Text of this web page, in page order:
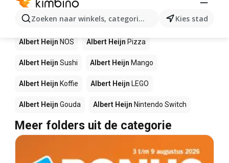
Zoeken naar winkels, categorieën, producten...
Kies stad
Andere producten in winkels Albert
Heijn
Albert Heijn NOS Albert Heijn Pizza
Albert Heijn Sushi Albert Heijn Mango
Albert Heijn Koffie Albert Heijn LEGO
Albert Heijn Gouda Albert Heijn Nintendo Switch
Meer folders uit de categorie